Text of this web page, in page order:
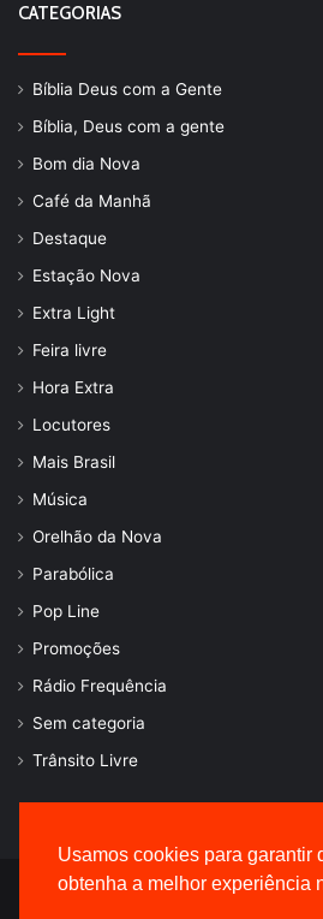
Usamos cookies para garantir
obtenha a melhor experiência
CATEGORIAS
Bíblia Deus com a Gente
Bíblia, Deus com a gente
Bom dia Nova
Café da Manhã
Destaque
Estação Nova
Extra Light
Feira livre
Hora Extra
Locutores
Mais Brasil
Música
Orelhão da Nova
Parabólica
Pop Line
Promoções
Rádio Frequência
Sem categoria
Trânsito Livre